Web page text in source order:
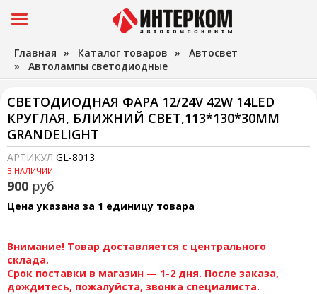
Главная » Каталог товаров » Автосвет
» Автолампы светодиодные
СВЕТОДИОДНАЯ ФАРА 12/24V 42W 14LED
КРУГЛАЯ, БЛИЖНИЙ СВЕТ,113*130*30ММ
GRANDELIGHT
АРТИКУЛ GL-8013
В НАЛИЧИИ
900 руб
Цена указана за 1 единицу товара
Внимание! Товар доставляется с центрального
склада.
Срок поставки в магазин — 1-2 дня. После заказа,
дождитесь, пожалуйста, звонка специалиста.